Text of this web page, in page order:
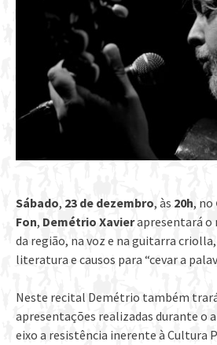
Sábado, 23 de dezembro, às 20h, no
Fon, Demétrio Xavierapresentará o
da região, na voz e na guitarra
literatura e causos para “cevar a
Neste recital Demétrio também
apresentações realizadas durante o
eixo a resistência inerente à Cultura